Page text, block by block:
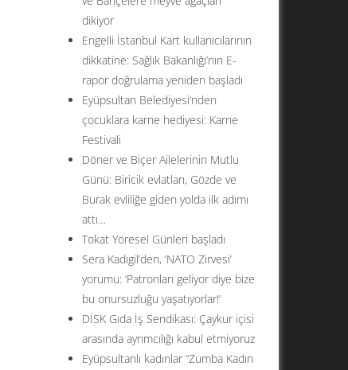
dikiyor
Engelli İstanbul Kart kullanıcılarının
dikkatine: Sağlık Bakanlığı’nın E-
rapor doğrulama yeniden başladı
Eyüpsultan Belediyesi’nden
çocuklara karne hediyesi: Karne
Festivali
Döner ve Biçer Ailelerinin Mutlu
Günü: Biricik evlatları, Gözde ve
Burak evliliğe giden yolda ilk adımı
attı…
Tokat Yöresel Günleri başladı
Sera Kadıgil’den, ‘NATO Zirvesi’
yorumu: ‘Patronları geliyor diye bize
bu onursuzluğu yaşatıyorlar!’
DİSK Gıda İş Sendikası: Çaykur içisi
arasında ayrımcılığı kabul etmiyoruz
Eyüpsultanlı kadınlar “Zumba Kadın